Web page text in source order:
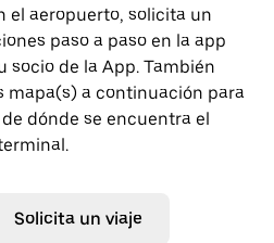
el aeropuerto, solicita un
paso a paso en la app
socio de la App. También
mapa(s) a continuación para
dónde se encuentra el
Solicita un viaje